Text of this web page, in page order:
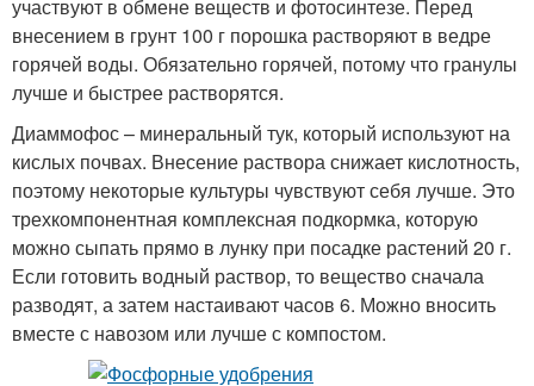
участвуют в обмене веществ и фотосинтезе. Перед
внесением в грунт 100 г порошка растворяют в ведре
горячей воды. Обязательно горячей, потому что гранулы
лучше и быстрее растворятся.
Диаммофос – минеральный тук, который используют на
кислых почвах. Внесение раствора снижает кислотность,
поэтому некоторые культуры чувствуют себя лучше. Это
трехкомпонентная комплексная подкормка, которую
можно сыпать прямо в лунку при посадке растений 20 г.
Если готовить водный раствор, то вещество сначала
разводят, а затем настаивают часов 6. Можно вносить
вместе с навозом или лучше с компостом.